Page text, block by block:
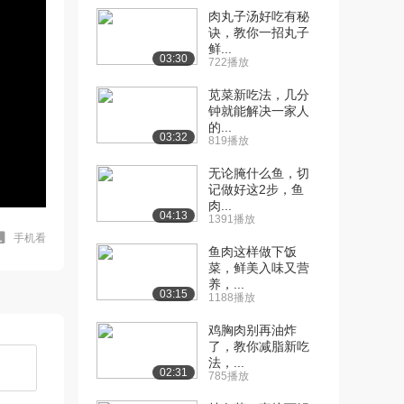
手机看
03:30
肉丸子汤好吃有秘
诀，教你一招丸子
鲜...
722播放
03:32
苋菜新吃法，几分
钟就能解决一家人
的...
819播放
04:13
无论腌什么鱼，切
记做好这2步，鱼
肉...
1391播放
03:15
鱼肉这样做下饭
菜，鲜美入味又营
养，...
1188播放
02:31
鸡胸肉别再油炸
了，教你减脂新吃
法，...
785播放